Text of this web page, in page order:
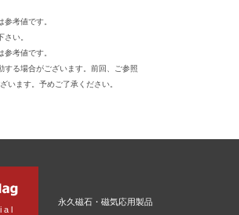
考値です。
い。
考値です。
する場合がございます。前回、ご参照
います。予めご了承ください。
永久磁石・磁気応用製品